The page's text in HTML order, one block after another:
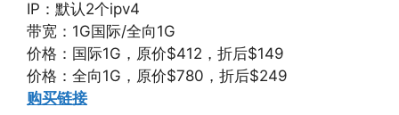
IP：默认2个ipv4
带宽：1G国际/全向1G
价格：国际1G，原价$412，折后$149
价格：全向1G，原价$780，折后$249
购买链接